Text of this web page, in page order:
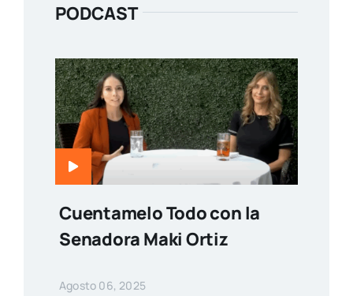
PODCAST
Cuentamelo Todo con la
Senadora Maki Ortiz
Agosto 06, 2025